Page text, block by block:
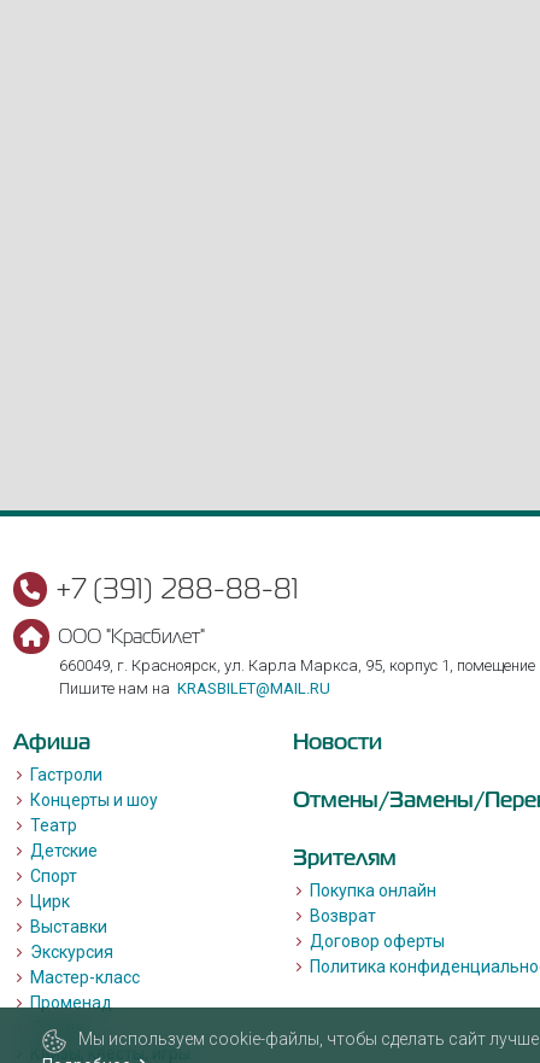
+7 (391) 288-88-81
ООО "Красбилет"
660049, г. Красноярск, ул. Карла Маркса, 95, корпус 1, помещение
Пишите нам на KRASBILET@MAIL.RU
Афиша
Гастроли
Концерты и шоу
Театр
Детские
Спорт
Цирк
Выставки
Экскурсия
Мастер-класс
Променад
Лекции
Квизы, квесты, игры.
Новости
Отмены/Замены/
Зрителям
Покупка онлайн
Возврат
Договор оферты
Политика
Мы используем cookie-файлы, чтобы сделать сайт лучше